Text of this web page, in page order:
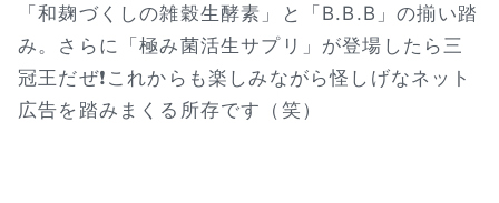
「和麹づくしの雑穀生酵素」と「B.B.B」の揃い踏
み。さらに「極み菌活生サプリ」が登場したら三
冠王だぜ❗これからも楽しみながら怪しげなネット
広告を踏みまくる所存です（笑）